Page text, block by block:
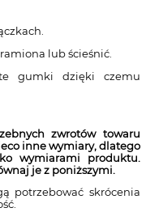
lub ścieśnić.
gumki dzięki czemu
zwrotów towaru
inne wymiary, dlatego
wymiarami produktu.
je z poniższymi.
potrzebować skrócenia